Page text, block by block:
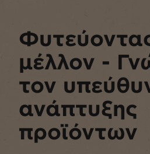
μέλλον -
τον
ανάπτυξης
προϊόντων